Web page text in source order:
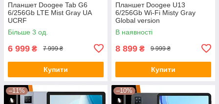
Планшет Doogee Tab G6
6/256Gb LTE Mist Gray UA
UCRF
Більше 3 од.
6 999 ₴ 7 999 ₴
Купити
Планшет Doogee U13
6/256Gb Wi-Fi Misty Gray
Global version
В наявності
8 899 ₴ 9 999 ₴
Купити
–11% –10%